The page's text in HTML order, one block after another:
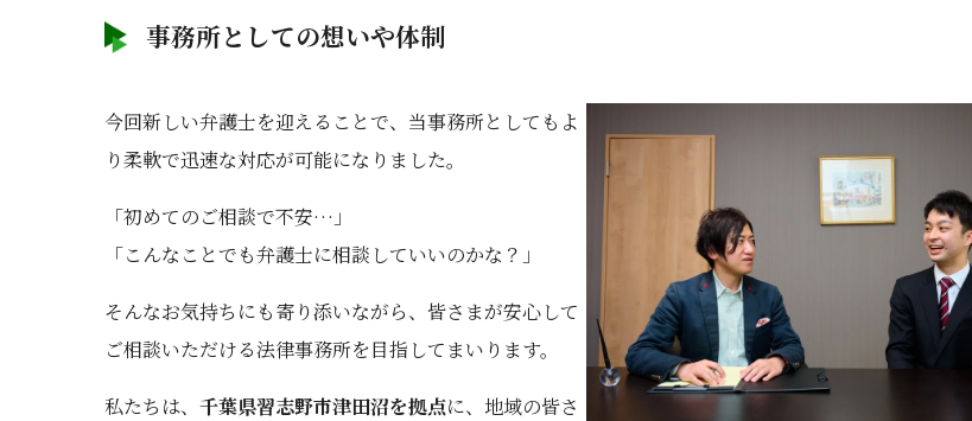
事務所としての想いや体制
今回新しい弁護士を迎えることで、当事務所としてもよ
り柔軟で迅速な対応が可能になりました。
「初めてのご相談で不安…」
「こんなことでも弁護士に相談していいのかな？」
そんなお気持ちにも寄り添いながら、皆さまが安心して
ご相談いただける法律事務所を目指してまいります。
私たちは、 千葉県習志野市津田沼を拠点に、地域の皆さ